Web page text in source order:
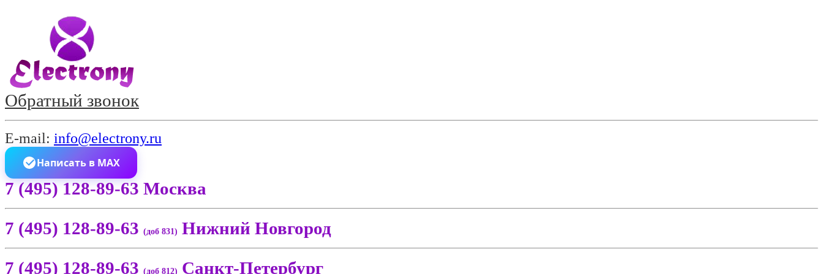
Обратный звонок
E-mail: info@electrony.ru
Написать в MAX
7 (495) 128-89-63 Москва
7 (495) 128-89-63 (доб 831) Нижний Новгород
7 (495) 128-89-63 (доб 812) Санкт-Петербург